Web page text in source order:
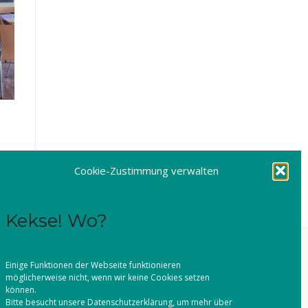
Cookie-Zustimmung verwalten
Kekse! Wo?
Einige Funktionen der Webseite funktionieren
möglicherweise nicht, wenn wir keine Cookies setzen
können.
Bitte besucht unsere Datenschutzerklärung, um mehr über